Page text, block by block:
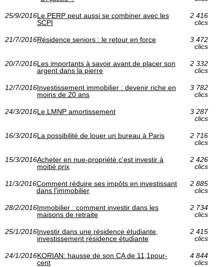
25/9/2016Le PERP peut aussi se combiner avec les
SCPI
2 416
clics
21/7/2016Résidence seniors : le retour en force
3 472
clics
20/7/2016Les importants à savoir avant de placer son
argent dans la pierre
2 332
clics
12/7/2016Investissement immobilier : devenir riche en
moins de 20 ans
3 782
clics
24/3/2016Le LMNP amortissement
3 287
clics
16/3/2016La possibilité de louer un bureau à Paris
2 716
clics
15/3/2016Acheter en nue-propriété c'est investir à
moitié prix
2 426
clics
11/3/2016Comment réduire ses impôts en investissant
dans l'immobilier
2 885
clics
28/2/2016Immobilier : comment investir dans les
maisons de retraite
2 734
clics
25/1/2016Investir dans une résidence étudiante,
investissement résidence étudiante
2 415
clics
24/1/2016KORIAN: hausse de son CA de 11,1pour-
cent
4 844
clics